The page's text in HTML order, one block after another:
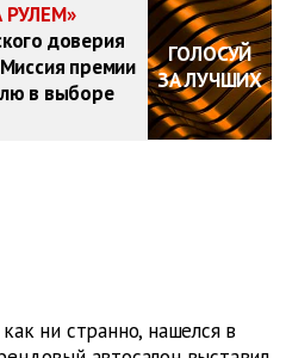
РУЛЕМ»
доверия
премии
в выборе
ГОЛОСУЙ
ЗА ЛУЧШИХ
ни странно, нашелся в